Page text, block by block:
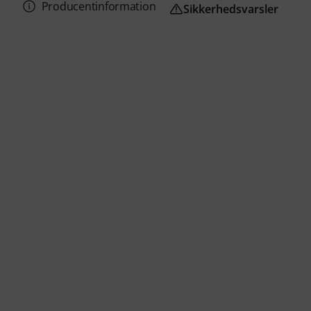
Producentinformation Sikkerhedsvarsler